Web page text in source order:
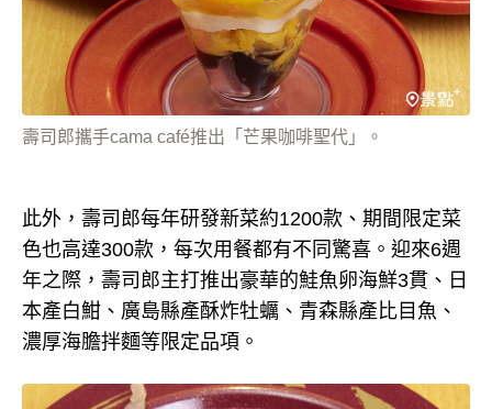
壽司郎攜手cama café推出「芒果咖啡聖代」。
此外，壽司郎每年研發新菜約1200款、期間限定菜
色也高達300款，每次用餐都有不同驚喜。迎來6週
年之際，壽司郎主打推出豪華的鮭魚卵海鮮3貫、日
本產白魽、廣島縣產酥炸牡蠣、青森縣產比目魚、
濃厚海膽拌麵等限定品項。